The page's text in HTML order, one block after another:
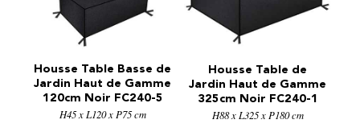
Housse Table Basse de
Jardin Haut de Gamme
120cm Noir FC240-5
H45 x L120 x P75 cm
Housse Table de
Jardin Haut de Gamme
325cm Noir FC240-1
H88 x L325 x P180 cm